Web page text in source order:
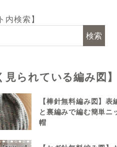
内検索】
検索
見られている編み図】
【棒針無料編み図】表
と裏編みで編む簡単ニ
帽